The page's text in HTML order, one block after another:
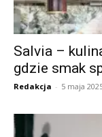
Salvia –
gdzie smak
Redakcja - 5 maja